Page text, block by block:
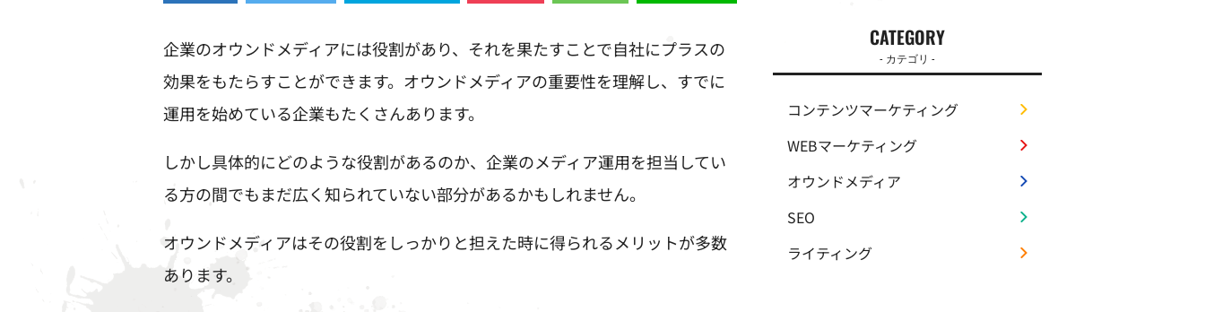
企業のオウンドメディアには役割があり、それを果たすことで自社にプラスの
効果をもたらすことができます。オウンドメディアの重要性を理解し、すでに
運用を始めている企業もたくさんあります。
しかし具体的にどのような役割があるのか、企業のメディア運用を担当してい
る方の間でもまだ広く知られていない部分があるかもしれません。
オウンドメディアはその役割をしっかりと担えた時に得られるメリットが多数
あります。
CATEGORY
- カテゴリ -
コンテンツマーケティング
WEBマーケティング
オウンドメディア
SEO
ライティング